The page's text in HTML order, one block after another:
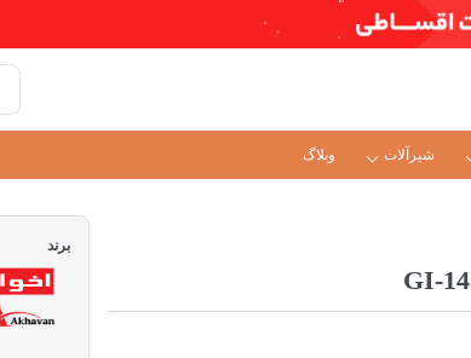
شیرآلات وبلاگ
برند